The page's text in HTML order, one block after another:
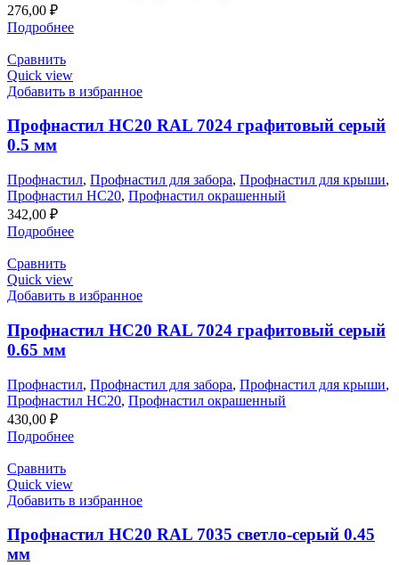
276,00 ₽
Подробнее
Сравнить
Quick view
Добавить в избранное
Профнастил НС20 RAL 7024 графитовый серый
0.5 мм
Профнастил, Профнастил для забора, Профнастил для крыши,
Профнастил НС20, Профнастил окрашенный
342,00 ₽
Подробнее
Сравнить
Quick view
Добавить в избранное
Профнастил НС20 RAL 7024 графитовый серый
0.65 мм
Профнастил, Профнастил для забора, Профнастил для крыши,
Профнастил НС20, Профнастил окрашенный
430,00 ₽
Подробнее
Сравнить
Quick view
Добавить в избранное
Профнастил НС20 RAL 7035 светло-серый 0.45
мм